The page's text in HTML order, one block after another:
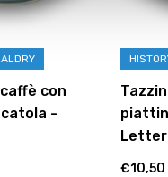
HISTORY&HERALDRY
Tazzina da caffè con
piattino e scatola -